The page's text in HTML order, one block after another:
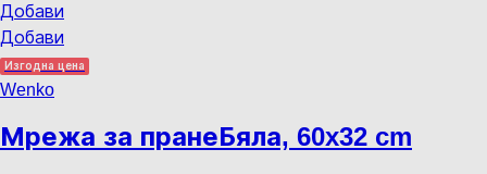
Добави
Добави
Изгодна цена
Wenko
Мрежа за пранеБяла, 60x32 cm